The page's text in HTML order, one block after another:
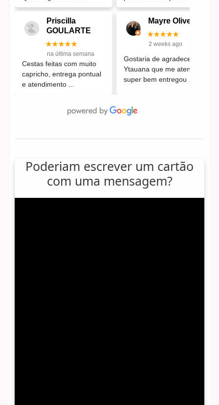
Priscilla
GOULARTE
★★★★★
na última semana
Cestas feitas com muito
capricho, entrega pontual
e atendimento
Mayre Oliveira
★★★★★
2 weeks ago
Gostaria de agradecer a
Ytauana que me atendeu
super bem entregou
Poderiam escrever um cartão
com uma mensagem?